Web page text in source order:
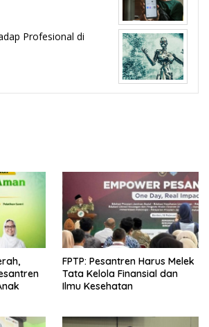
Profesional di
FPTP: Pesantren Harus Melek
Tata Kelola Finansial dan
Ilmu Kesehatan